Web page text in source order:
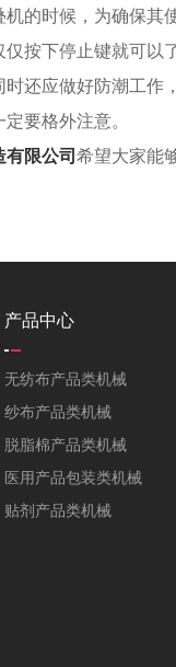
时候，为确保其
按下停止键就可以
还应做好防潮工作
要格外注意。
限公司 希望大家能
产品中心
无纺布产品类机械
纱布产品类机械
脱脂棉产品类机械
医用产品包装类机械
贴剂产品类机械